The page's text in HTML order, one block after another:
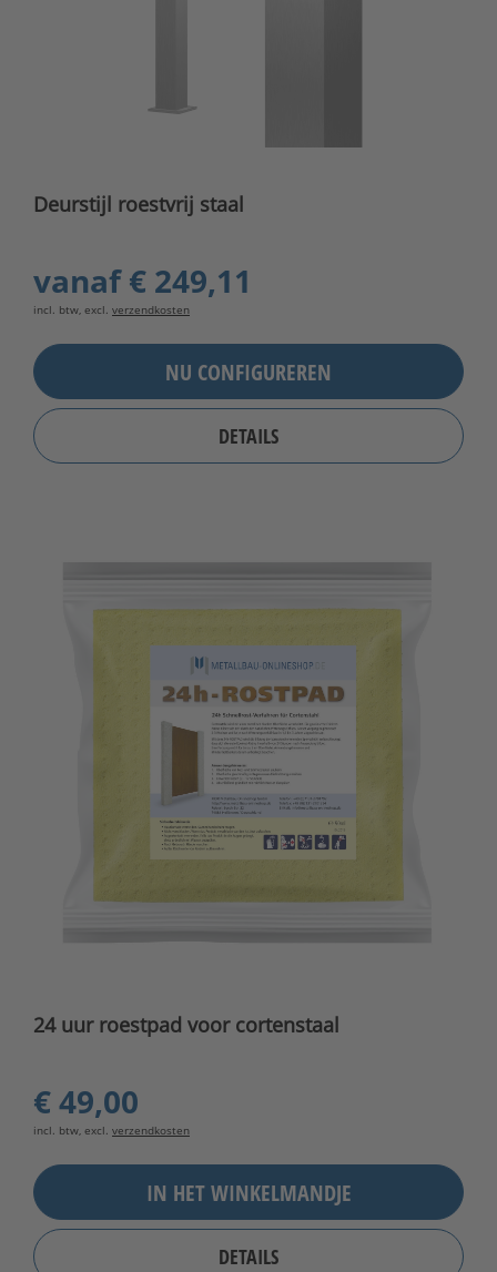
Deurstijl roestvrij staal
vanaf€ 249,11
incl. btw, excl. verzendkosten
NU CONFIGUREREN
DETAILS
24 uur roestpad voor cortenstaal
€ 49,00
incl. btw, excl. verzendkosten
IN HET WINKELMANDJE
DETAILS